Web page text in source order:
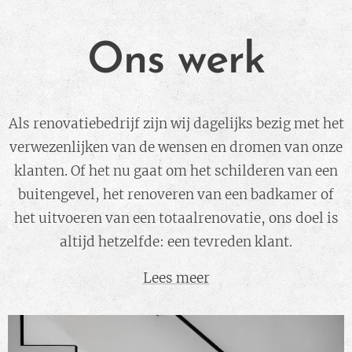
Ons werk
Als renovatiebedrijf zijn wij dagelijks bezig met het
verwezenlijken van de wensen en dromen van onze
klanten. Of het nu gaat om het schilderen van een
buitengevel, het renoveren van een badkamer of
het uitvoeren van een totaalrenovatie, ons doel is
altijd hetzelfde: een tevreden klant.
Lees meer